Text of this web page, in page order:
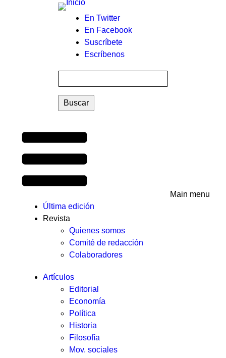
Menú
auxiliar
En Twitter
En Facebook
Suscríbete
Escríbenos
Main menu
Última edición
Revista
Quienes somos
Comité de redacción
Colaboradores
Artículos
Editorial
Economía
Política
Historia
Filosofía
Mov. sociales